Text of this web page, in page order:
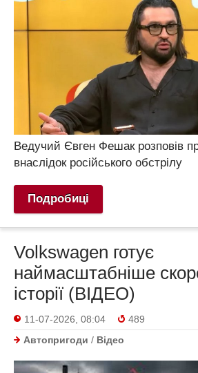
Ведучий Євген Фешак розповів
внаслідок російського обстрілу
Подробиці
Volkswagen готує
наймасштабніше
історії (ВІДЕО)
11-07-2026, 08:04
489
Автопригоди / Відео